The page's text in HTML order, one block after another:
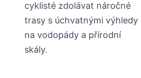
cyklisté zdolávat náročné
trasy s úchvatnými výhledy
na vodopády a přírodní
skály.